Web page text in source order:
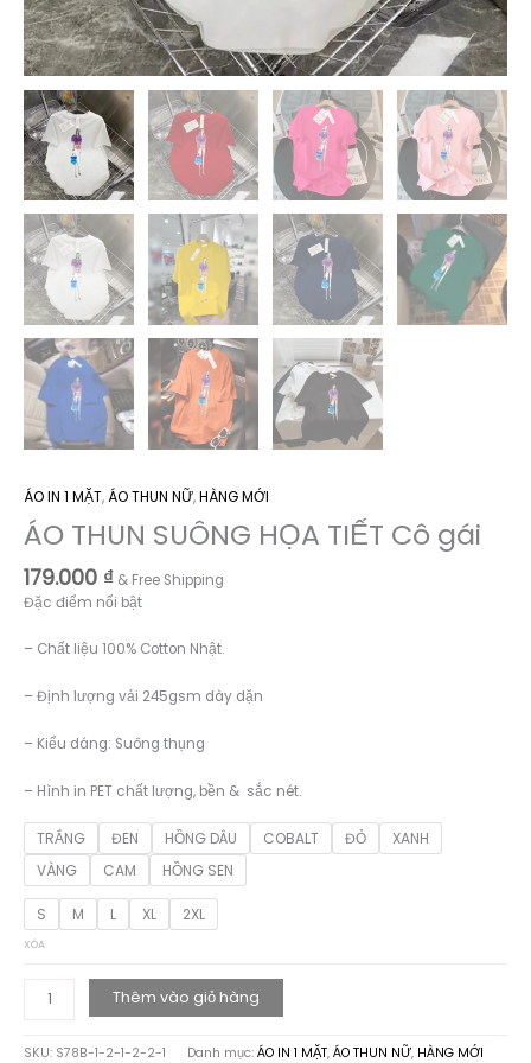
ÁO IN 1 MẶT, ÁO THUN NỮ,HÀNG MỚI
ÁO THUN SUÔNG HỌA TIẾT Cô gái
179.000 ₫ & Free Shipping
Đặc điểm nổi bật
– Chất liệu 100% Cotton Nhật.
– Định lượng vải 245gsm dày dặn
– Kiểu dáng: Suông thụng
– Hình in PET chất lượng, bền & sắc nét.
TRẮNG ĐEN HỒNG DÂU COBALT ĐỎ
XANH
VÀNG
CAM HỒNG SEN
S M L XL 2XL
XÓA
HỌA
Thêm vào giỏ hàng
SKU: S78B-1-2-1-2-2-1 Danh mục: ÁO IN 1 MẶT, ÁO THUN NỮ, HÀNG MỚI